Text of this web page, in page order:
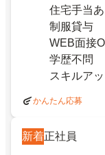
住宅手当あ
制服貸与
WEB面接
学歴不問
スキルア
かんたん応募
新着正社員